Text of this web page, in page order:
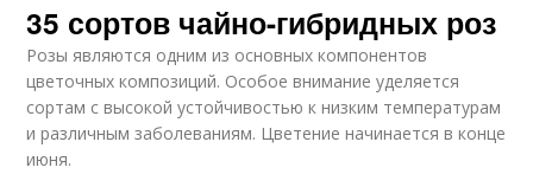
35 сортов чайно-гибридных роз
Розы являются одним из основных компонентов
цветочных композиций. Особое внимание уделяется
сортам с высокой устойчивостью к низким температурам
и различным заболеваниям. Цветение начинается в конце
июня.